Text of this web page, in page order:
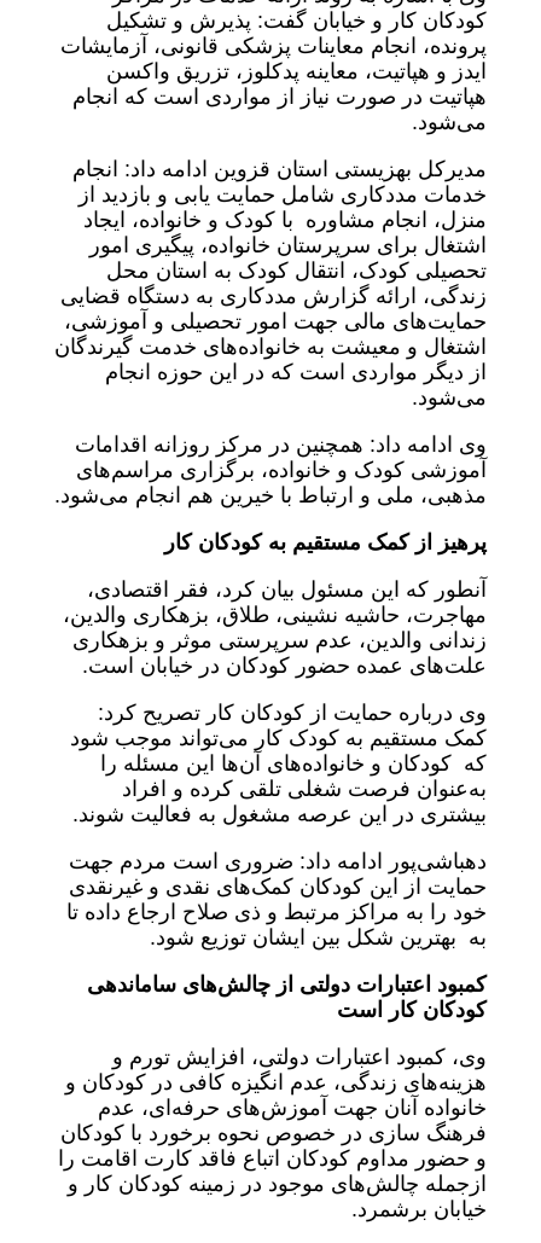
کودکان کار و خیابان گفت: پذیرش و تشکیل
پرونده، انجام معاینات پزشکی قانونی، آزمایشات
ایدز و هپاتیت، معاینه پدکلوز، تزریق واکسن
هپاتیت در صورت نیاز از مواردی است که انجام
می‌شود.
مدیرکل بهزیستی استان قزوین ادامه داد: انجام
خدمات مددکاری شامل حمایت یابی و بازدید از
منزل، انجام مشاوره با کودک و خانواده، ایجاد
اشتغال برای سرپرستان خانواده، پیگیری امور
تحصیلی کودک، انتقال کودک به استان محل
زندگی، ارائه گزارش مددکاری به دستگاه قضایی
حمایت‌های مالی جهت امور تحصیلی و آموزشی،
اشتغال و معیشت به خانواده‌های خدمت گیرندگان
از دیگر مواردی است که در این حوزه انجام
می‌شود.
وی ادامه داد: همچنین در مرکز روزانه اقدامات
آموزشی کودک و خانواده، برگزاری مراسم‌های
مذهبی، ملی و ارتباط با خیرین هم انجام می‌شود.
پرهیز از کمک مستقیم به کودکان کار
آنطور که این مسئول بیان کرد، فقر اقتصادی،
مهاجرت، حاشیه نشینی، طلاق، بزهکاری والدین،
زندانی والدین، عدم سرپرستی موثر و بزهکاری
علت‌های عمده حضور کودکان در خیابان است.
وی درباره حمایت از کودکان کار تصریح کرد:
کمک مستقیم به کودک کار می‌تواند موجب شود
که کودکان و خانواده‌های آن‌ها این مسئله را
به‌عنوان فرصت شغلی تلقی کرده و افراد
بیشتری در این عرصه مشغول به فعالیت شوند.
دهباشی‌پور ادامه داد: ضروری است مردم جهت
حمایت از این کودکان کمک‌های نقدی و غیرنقدی
خود را به مراکز مرتبط و ذی صلاح ارجاع داده تا
به بهترین شکل بین ایشان توزیع شود.
کمبود اعتبارات دولتی از چالش‌های ساماندهی
کودکان کار است
وی، کمبود اعتبارات دولتی، افزایش تورم و
هزینه‌های زندگی، عدم انگیزه کافی در کودکان و
خانواده آنان جهت آموزش‌های حرفه‌ای، عدم
فرهنگ سازی در خصوص نحوه برخورد با کودکان
و حضور مداوم کودکان اتباع فاقد کارت اقامت را
ازجمله چالش‌های موجود در زمینه کودکان کار و
خیابان برشمرد.